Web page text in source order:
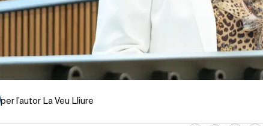
per l’autor La Veu Lliure